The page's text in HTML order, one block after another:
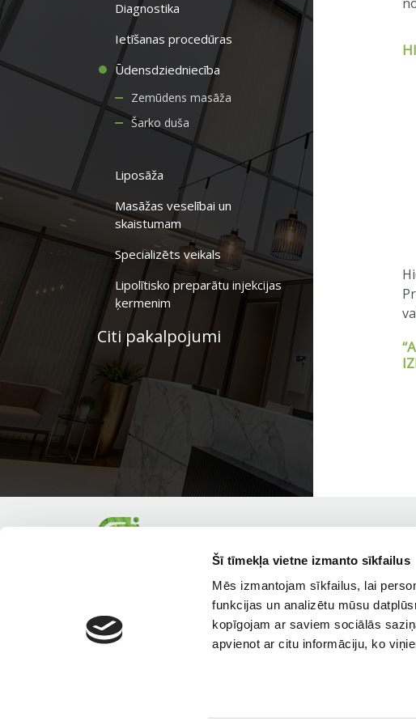
Šī tīmekļa vietne izmanto sīkfailus
Mēs izmantojam sīkfailus, lai
funkcijas un analizētu mūsu
kopīgojam ar saviem sociālās
apvienot ar citu informāciju, ko
Diagnostika
Ietīšanas procedūras
Ūdensdziedniecība
Zemūdens masāža
Šarko duša
Liposāža
Masāžas veselībai un
skaistumam
Specializēts veikals
Lipolītisko preparātu injekcijas
ķermenim
Citi pakalpojumi